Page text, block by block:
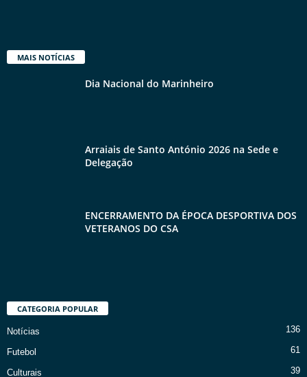
MAIS NOTÍCIAS
Dia Nacional do Marinheiro
Arraiais de Santo António 2026 na Sede e
Delegação
ENCERRAMENTO DA ÉPOCA DESPORTIVA DOS
VETERANOS DO CSA
CATEGORIA POPULAR
Notícias 136
Futebol 61
Culturais 39